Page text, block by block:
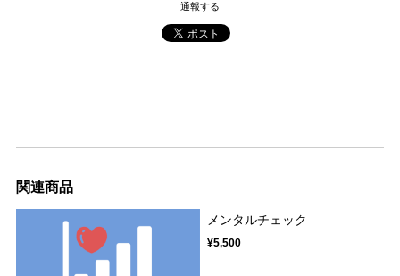
通報する
関連商品
メンタルチェック
¥5,500